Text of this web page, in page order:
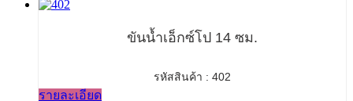
ขันน้ำเอ็กซ์โป 14 ซม.
รหัสสินค้า : 402
รายละเอียด